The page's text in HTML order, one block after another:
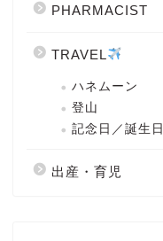
PHARMACIST
TRAVEL
ハネムーン
登山
記念日／誕生日
出産・育児